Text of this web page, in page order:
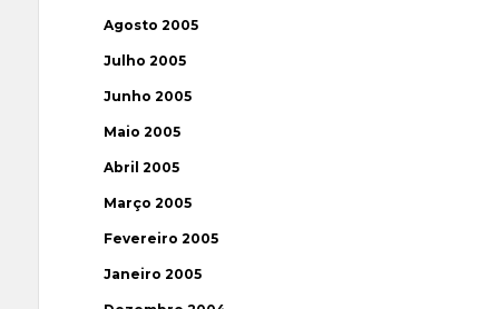
Agosto 2005
Julho 2005
Junho 2005
Maio 2005
Abril 2005
Março 2005
Fevereiro 2005
Janeiro 2005